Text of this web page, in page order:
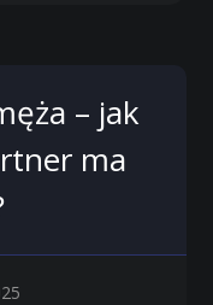
– jak
ma